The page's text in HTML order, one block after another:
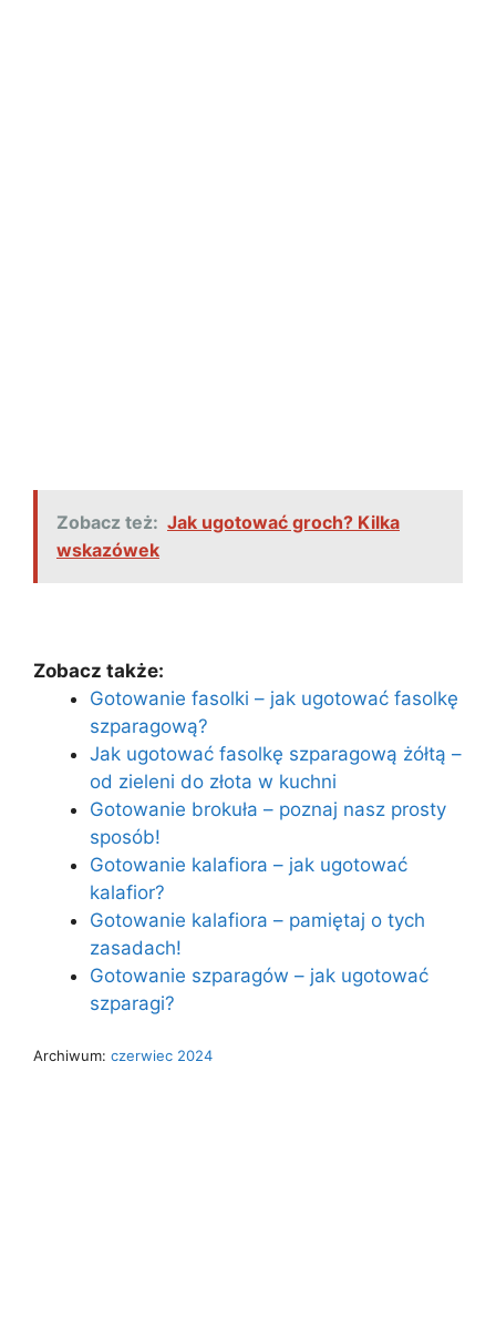
Zobacz też: Jak ugotować groch? Kilka
wskazówek
Zobacz także:
Gotowanie fasolki – jak ugotować fasolkę
szparagową?
Jak ugotować fasolkę szparagową żółtą –
od zieleni do złota w kuchni
Gotowanie brokuła – poznaj nasz prosty
sposób!
Gotowanie kalafiora – jak ugotować
kalafior?
Gotowanie kalafiora – pamiętaj o tych
zasadach!
Gotowanie szparagów – jak ugotować
szparagi?
Archiwum: czerwiec 2024